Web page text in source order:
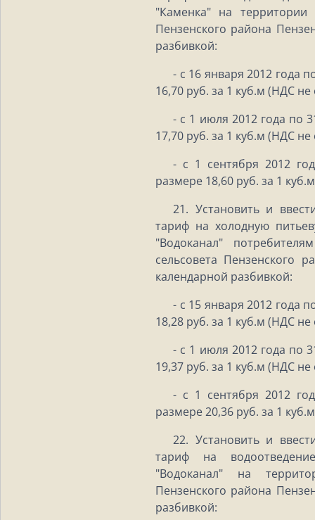
"Каменка" на территории
Пензенского района
разбивкой:
- с 16 января 2012 года
16,70 руб. за 1 куб.м (НДС не
- с 1 июля 2012 года по
17,70 руб. за 1 куб.м (НДС не
- с 1 сентября 2012
размере 18,60 руб. за 1
21. Установить и
тариф на холодную
"Водоканал"
сельсовета Пензенского
календарной разбивкой:
- с 15 января 2012 года
18,28 руб. за 1 куб.м (НДС не
- с 1 июля 2012 года по
19,37 руб. за 1 куб.м (НДС не
- с 1 сентября 2012
размере 20,36 руб. за 1
22. Установить и
тариф на
"Водоканал" на
Пензенского района
разбивкой: